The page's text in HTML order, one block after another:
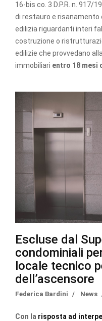
16-bis co. 3 D.P.R. n. 917/
di restauro e
edilizia riguardanti interi
costruzione o
edilizie che provvedano
immobiliari entro 18 mesi
Escluse dal
condominiali
locale tecnico
dell’ascensore
Federica Bardini News
Con la risposta ad